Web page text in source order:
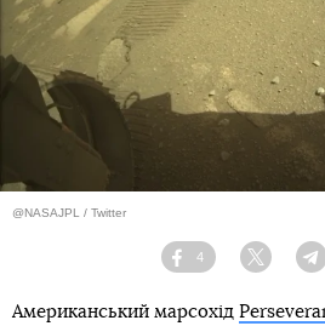
@NASAJPL / Twitter
Facebook
4
Twitter
Американський марсохід